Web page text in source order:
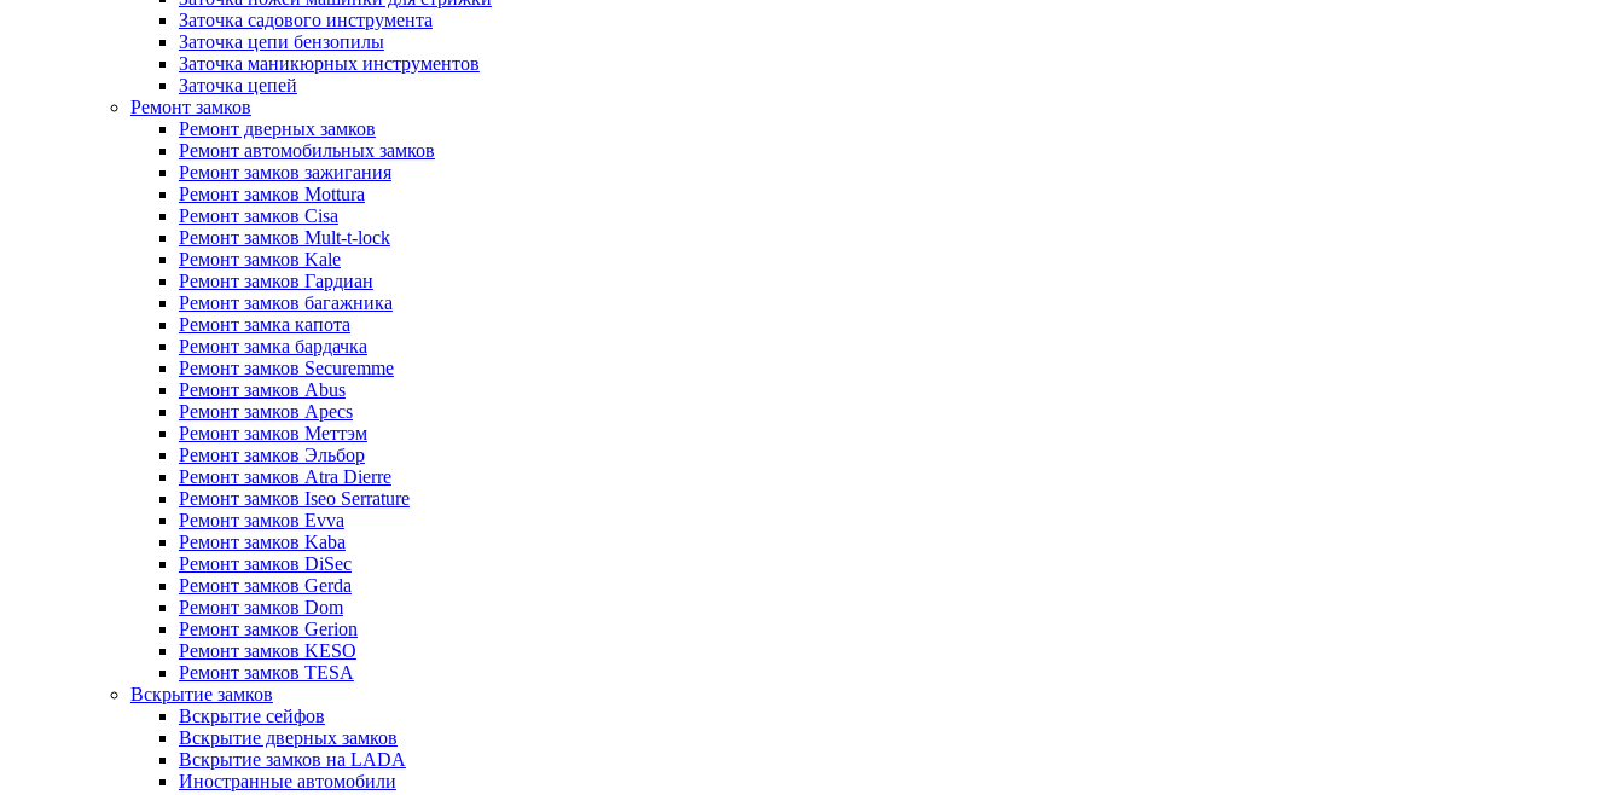
Заточка садового инструмента
Заточка цепи бензопилы
Заточка маникюрных инструментов
Заточка цепей
Ремонт замков
Ремонт дверных замков
Ремонт автомобильных замков
Ремонт замков зажигания
Ремонт замков Mottura
Ремонт замков Cisa
Ремонт замков Mult-t-lock
Ремонт замков Kale
Ремонт замков Гардиан
Ремонт замков багажника
Ремонт замка капота
Ремонт замка бардачка
Ремонт замков Securemme
Ремонт замков Abus
Ремонт замков Apecs
Ремонт замков Меттэм
Ремонт замков Эльбор
Ремонт замков Atra Dierre
Ремонт замков Iseo Serrature
Ремонт замков Evva
Ремонт замков Kaba
Ремонт замков DiSec
Ремонт замков Gerda
Ремонт замков Dom
Ремонт замков Gerion
Ремонт замков KESO
Ремонт замков TESA
Вскрытие замков
Вскрытие сейфов
Вскрытие дверных замков
Вскрытие замков на LADA
Иностранные автомобили